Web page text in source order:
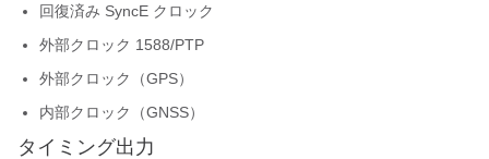
回復済み SyncE クロック
外部クロック 1588/PTP
外部クロック（GPS）
内部クロック（GNSS）
タイミング出力